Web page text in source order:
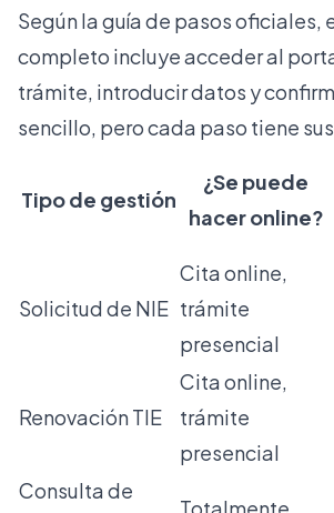
Según laguía de pasos oficiales,
completo incluye acceder al
trámite, introducir datos y
sencillo, pero cada paso tiene
Tipo de gestión
¿Se puede
hacer online?
Solicitud de NIE
Cita online,
trámite
presencial
Renovación TIE
Cita online,
trámite
presencial
Consulta de